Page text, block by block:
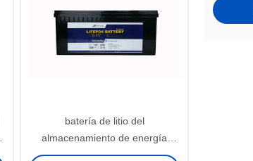
batería de litio del
almacenamiento de energía
12.8V 12V 300Ah Lifepo4 para la